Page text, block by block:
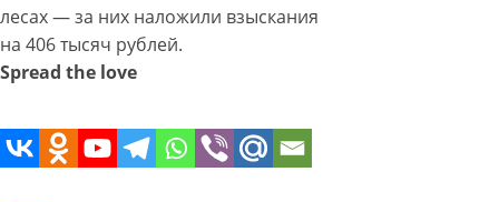
лесах — за них наложили взыскания
на 406 тысяч рублей.
Spread the love